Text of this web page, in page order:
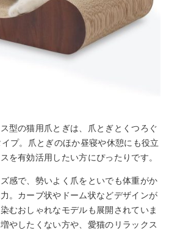
型の猫用爪とぎは、爪とぎとくつろぐ
プ。爪とぎのほか昼寝や休憩にも役立
を有効活用したい方にぴったりです。
感で、勢いよく爪をといでも体重がか
。カーブ状やドーム状などデザインが
むおしゃれなモデルも展開されていま
やしたくない方や、愛猫のリラックス